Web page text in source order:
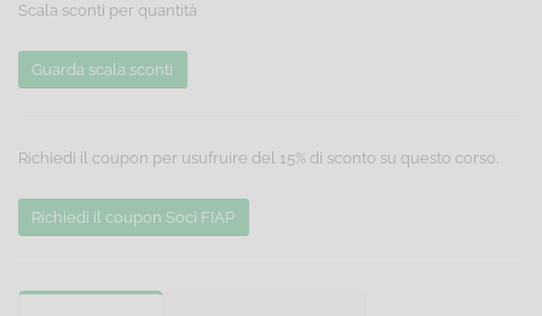
Scala sconti per quantità
Guarda scala sconti
Richiedi il coupon per usufruire del 15% di sconto su questo corso.
Richiedi il coupon Soci FIAP